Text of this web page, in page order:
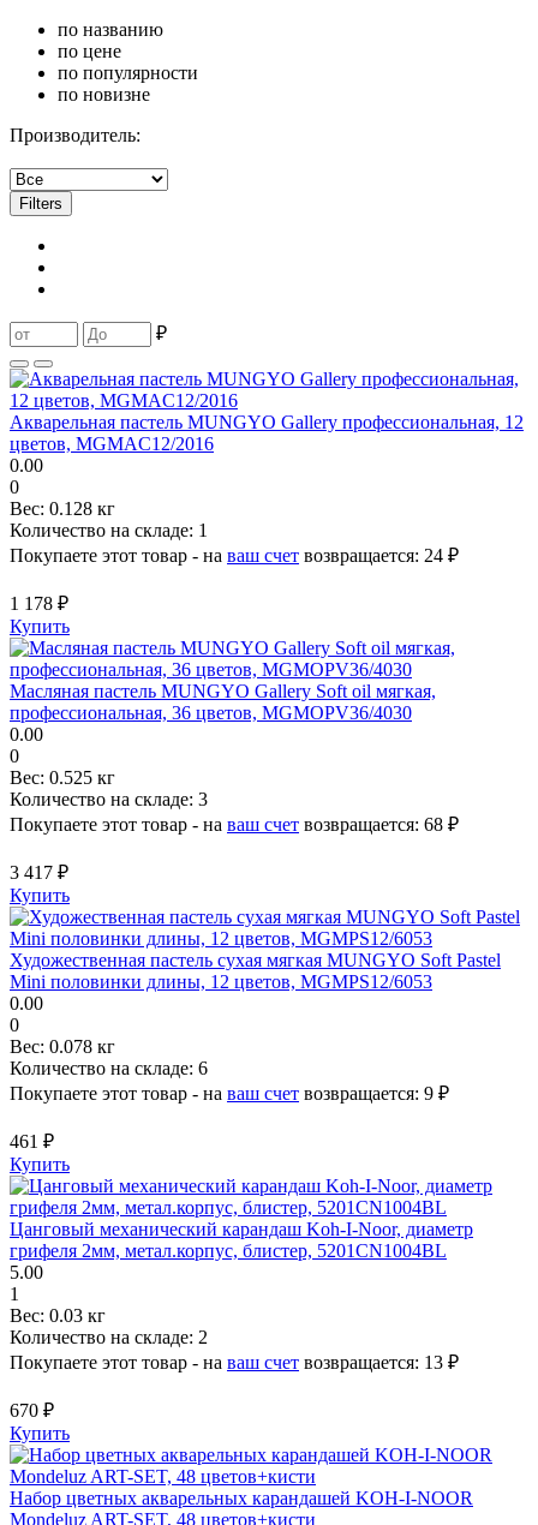
по названию
по цене
по популярности
по новизне
Производитель:
Filters
₽
Акварельная пастель MUNGYO Gallery профессиональная, 12
цветов, MGMAC12/2016
0.00
0
Вес: 0.128 кг
Количество на складе: 1
Покупаете этот товар - на ваш счет возвращается: 24 ₽
1 178 ₽
Купить
Масляная пастель MUNGYO Gallery Soft oil мягкая,
профессиональная, 36 цветов, MGMOPV36/4030
0.00
0
Вес: 0.525 кг
Количество на складе: 3
Покупаете этот товар - на ваш счет возвращается: 68 ₽
3 417 ₽
Купить
Художественная пастель сухая мягкая MUNGYO Soft Pastel
Mini половинки длины, 12 цветов, MGMPS12/6053
0.00
0
Вес: 0.078 кг
Количество на складе: 6
Покупаете этот товар - на ваш счет возвращается: 9 ₽
461 ₽
Купить
Цанговый механический карандаш Koh-I-Noor, диаметр
грифеля 2мм, метал.корпус, блистер, 5201CN1004BL
5.00
1
Вес: 0.03 кг
Количество на складе: 2
Покупаете этот товар - на ваш счет возвращается: 13 ₽
670 ₽
Купить
Набор цветных акварельных карандашей KOH-I-NOOR
Mondeluz ART-SET, 48 цветов+кисти